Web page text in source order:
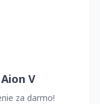
V
za darmo!